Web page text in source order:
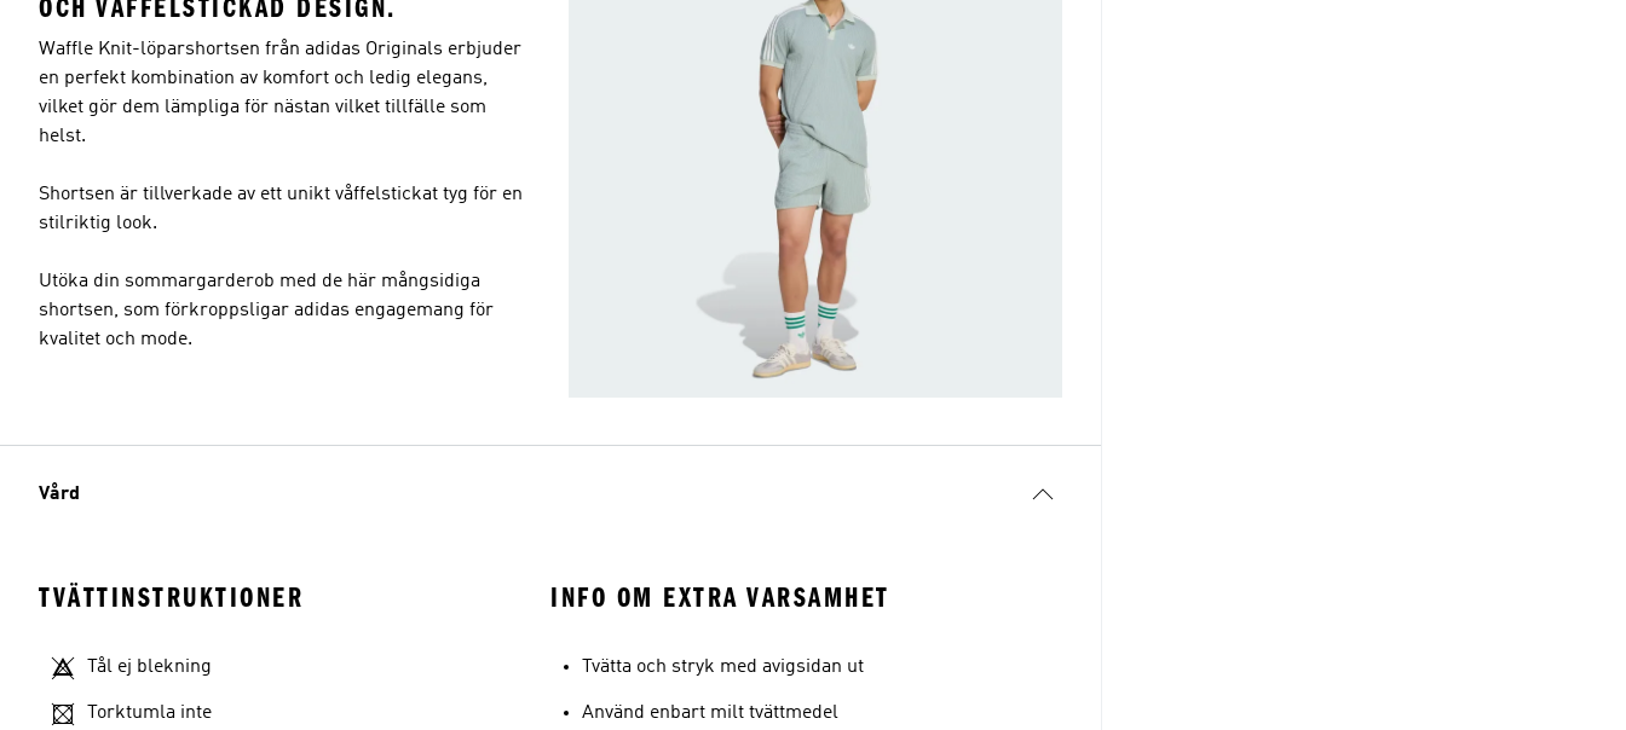
OCH VÅFFELSTICKAD DESIGN.
Waffle Knit-löparshortsen från adidas Originals erbjuder
en perfekt kombination av komfort och ledig elegans,
vilket gör dem lämpliga för nästan vilket tillfälle som
helst.
Shortsen är tillverkade av ett unikt våffelstickat tyg för en
stilriktig look.
Utöka din sommargarderob med de här mångsidiga
shortsen, som förkroppsligar adidas engagemang för
kvalitet och mode.
Vård
TVÄTTINSTRUKTIONER
Tål ej blekning
Torktumla inte
INFO OM EXTRA VARSAMHET
Tvätta och stryk med avigsidan ut
Använd enbart milt tvättmedel